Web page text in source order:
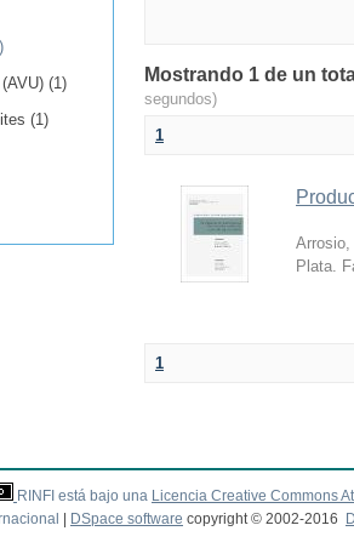
Mostrando 1 de un
segundos)
1
Plata.
1
(1)
(1)
RINFI está bajo una Licencia Creative Commons
DSpace software copyright © 2002-2016